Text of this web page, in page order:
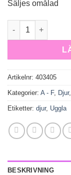
Säljes omålad
Uggla på stam
Artikelnr: 403405
Kategorier: A - F, Djur,
Etiketter: djur, Uggla
BESKRIVNING